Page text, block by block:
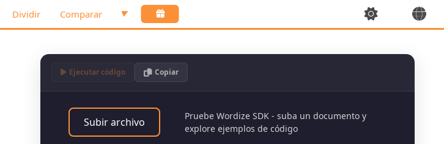
Dividir Comparar ▼
Ejecutar código Copiar
Subir archivo
Pruebe Wordize SDK - suba un documento y
explore ejemplos de código